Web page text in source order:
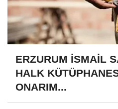
ERZURUM İSMAİL
HALK
ONARIM...